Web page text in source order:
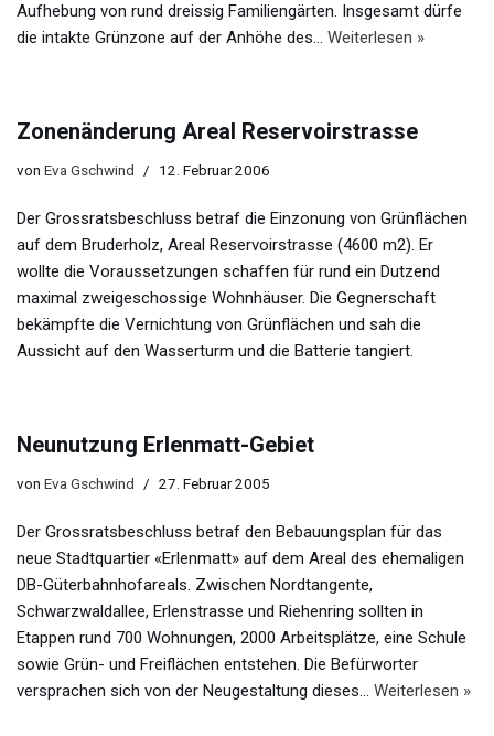
Aufhebung von rund dreissig Familiengärten. Insgesamt dürfe
die intakte Grünzone auf der Anhöhe des… Weiterlesen »
Zonenänderung Areal Reservoirstrasse
von Eva Gschwind 12. Februar 2006
Der Grossratsbeschluss betraf die Einzonung von Grünflächen
auf dem Bruderholz, Areal Reservoirstrasse (4600 m2). Er
wollte die Voraussetzungen schaffen für rund ein Dutzend
maximal zweigeschossige Wohnhäuser. Die Gegnerschaft
bekämpfte die Vernichtung von Grünflächen und sah die
Aussicht auf den Wasserturm und die Batterie tangiert.
Neunutzung Erlenmatt-Gebiet
von Eva Gschwind 27. Februar 2005
Der Grossratsbeschluss betraf den Bebauungsplan für das
neue Stadtquartier «Erlenmatt» auf dem Areal des ehemaligen
DB-Güterbahnhofareals. Zwischen Nordtangente,
Schwarzwaldallee, Erlenstrasse und Riehenring sollten in
Etappen rund 700 Wohnungen, 2000 Arbeitsplätze, eine Schule
sowie Grün- und Freiflächen entstehen. Die Befürworter
versprachen sich von der Neugestaltung dieses… Weiterlesen »